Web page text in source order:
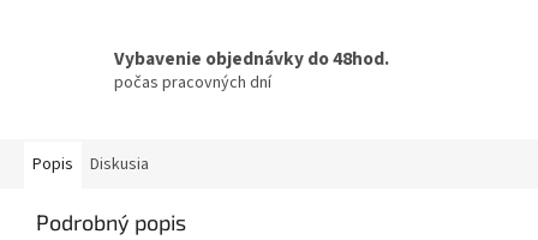
Vybavenie objednávky do 48hod.
počas pracovných dní
Popis Diskusia
Podrobný popis